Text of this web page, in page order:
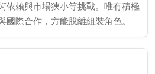
依賴與市場狹小等挑戰。唯有積極
國際合作，方能脫離組裝角色。